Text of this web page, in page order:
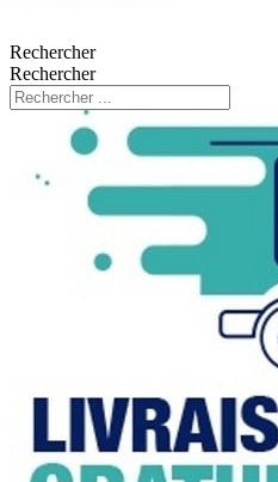
Rechercher
Rechercher